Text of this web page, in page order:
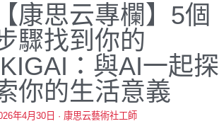
【康思云專欄】5個
驟找到你的
：與AI一起探
你的生活意義
年4月30日 · 康思云藝術社工師